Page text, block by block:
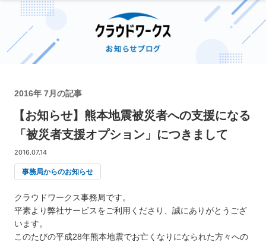
2016年 7月の記事
【お知らせ】熊本地震被災者への支援になる
「被災者支援オプション」につきまして
2016.07.14
事務局からのお知らせ
クラウドワークス事務局です。
平素より弊社サービスをご利用くださり、誠にありがとうござ
います。
このたびの平成28年熊本地震でお亡くなりになられた方々への